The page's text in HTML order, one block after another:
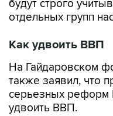
Как удвоить ВВП
На Гайдаровском
серьезных реформ
удвоить ВВП.
"По целевому